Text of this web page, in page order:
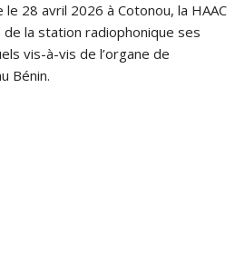
28 avril 2026 à Cotonou, la HAAC
la station radiophonique ses
vis-à-vis de l’organe de
Bénin.